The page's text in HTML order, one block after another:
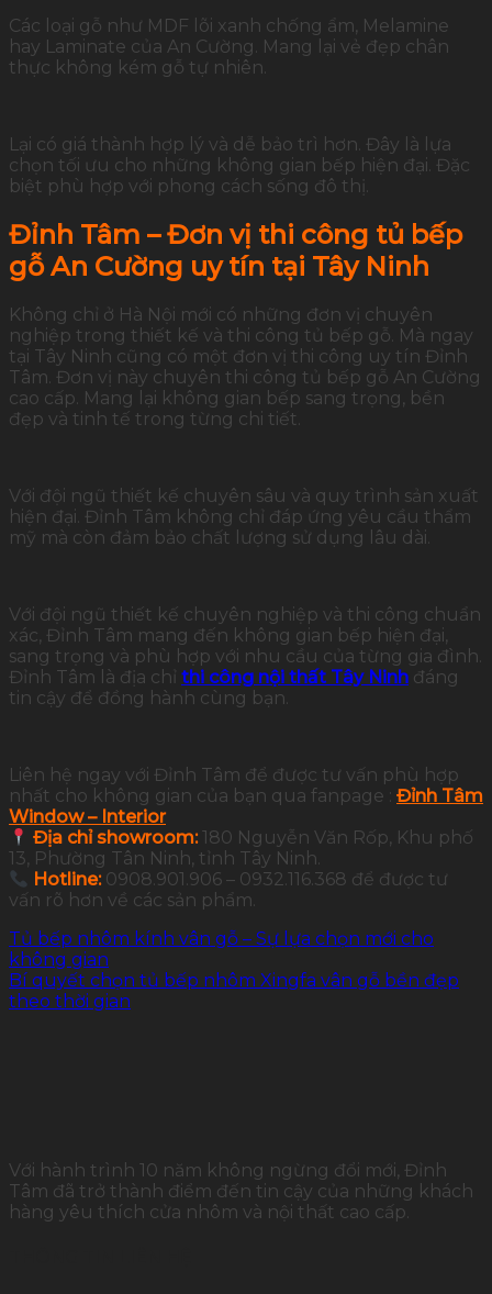
Các loại gỗ như MDF lõi xanh chống ẩm, Melamine
hay Laminate của An Cường. Mang lại vẻ đẹp chân
thực không kém gỗ tự nhiên.
Lại có giá thành hợp lý và dễ bảo trì hơn. Đây là lựa
chọn tối ưu cho những không gian bếp hiện đại. Đặc
biệt phù hợp với phong cách sống đô thị.
Đỉnh Tâm – Đơn vị thi công tủ bếp
gỗ An Cường uy tín tại Tây Ninh
Không chỉ ở Hà Nội mới có những đơn vị chuyên
nghiệp trong thiết kế và thi công tủ bếp gỗ. Mà ngay
tại Tây Ninh cũng có một đơn vị thi công uy tín Đỉnh
Tâm. Đơn vị này chuyên thi công tủ bếp gỗ An Cường
cao cấp. Mang lại không gian bếp sang trọng, bền
đẹp và tinh tế trong từng chi tiết.
Với đội ngũ thiết kế chuyên sâu và quy trình sản xuất
hiện đại. Đỉnh Tâm không chỉ đáp ứng yêu cầu thẩm
mỹ mà còn đảm bảo chất lượng sử dụng lâu dài.
Với đội ngũ thiết kế chuyên nghiệp và thi công chuẩn
xác, Đỉnh Tâm mang đến không gian bếp hiện đại,
sang trọng và phù hợp với nhu cầu của từng gia đình.
Đỉnh Tâm là địa chỉ thi công nội thất Tây Ninh đáng
tin cậy để đồng hành cùng bạn.
Liên hệ ngay với Đỉnh Tâm để được tư vấn phù hợp
nhất cho không gian của bạn qua fanpage : Đỉnh Tâm
Window – Interior
Địa chỉ showroom:180 Nguyễn Văn Rốp, Khu phố
13, Phường Tân Ninh, tỉnh Tây Ninh.
Hotline: 0908.901.906 – 0932.116.368 để được tư
vấn rõ hơn về các sản phẩm.
Tủ bếp nhôm kính vân gỗ – Sự lựa chọn mới cho
không gian
Bí quyết chọn tủ bếp nhôm Xingfa vân gỗ bền đẹp
theo thời gian
Với hành trình 10 năm không ngừng đổi mới, Đỉnh
Tâm đã trở thành điểm đến tin cậy của những khách
hàng yêu thích cửa nhôm và nội thất cao cấp.